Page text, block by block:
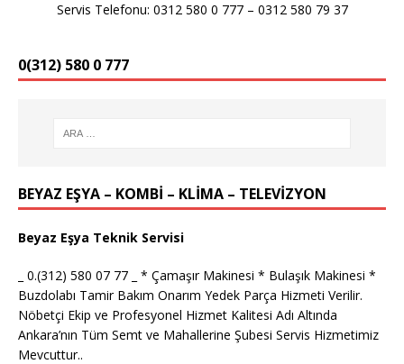
Servis Telefonu: 0312 580 0 777 – 0312 580 79 37
0(312) 580 0 777
BEYAZ EŞYA – KOMBİ – KLİMA – TELEVİZYON
Beyaz Eşya Teknik Servisi
_ 0.(312) 580 07 77 _ * Çamaşır Makinesi * Bulaşık Makinesi *
Buzdolabı Tamir Bakım Onarım Yedek Parça Hizmeti Verilir.
Nöbetçi Ekip ve Profesyonel Hizmet Kalitesi Adı Altında
Ankara’nın Tüm Semt ve Mahallerine Şubesi Servis Hizmetimiz
Mevcuttur..